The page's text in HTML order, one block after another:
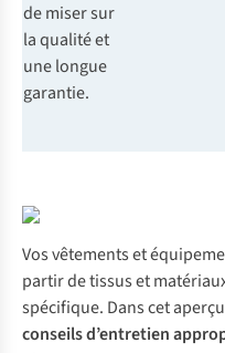
de miser sur
la qualité et
une longue
garantie.
Vos vêtements et
partir de tissus et
spécifique. Dans cet
conseils d’entretien